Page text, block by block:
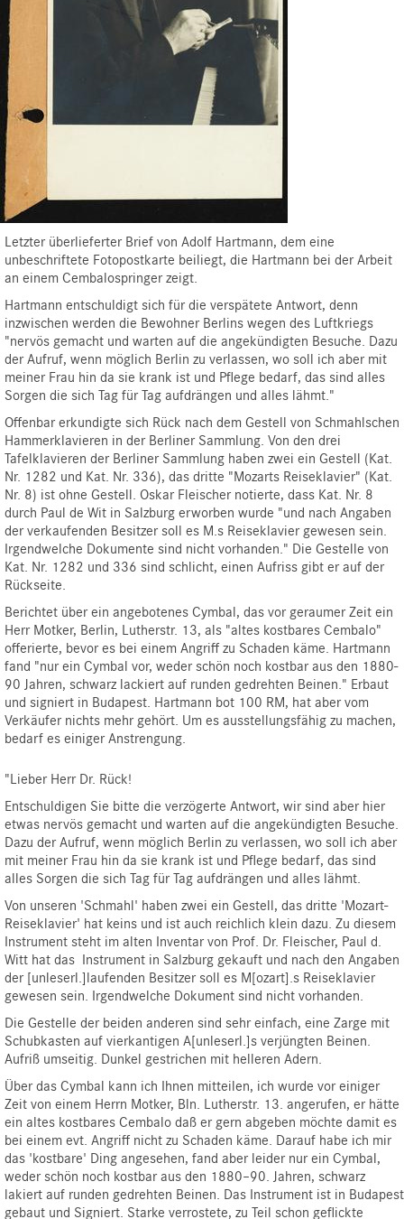
Letzter überlieferter Brief von Adolf Hartmann, dem eine
unbeschriftete Fotopostkarte beiliegt, die Hartmann bei der Arbeit
an einem Cembalospringer zeigt.
Hartmann entschuldigt sich für die verspätete Antwort, denn
inzwischen werden die Bewohner Berlins wegen des Luftkriegs
"nervös gemacht und warten auf die angekündigten Besuche. Dazu
der Aufruf, wenn möglich Berlin zu verlassen, wo soll ich aber mit
meiner Frau hin da sie krank ist und Pflege bedarf, das sind alles
Sorgen die sich Tag für Tag aufdrängen und alles lähmt."
Offenbar erkundigte sich Rück nach dem Gestell von Schmahlschen
Hammerklavieren in der Berliner Sammlung. Von den drei
Tafelklavieren der Berliner Sammlung haben zwei ein Gestell (Kat.
Nr. 1282 und Kat. Nr. 336), das dritte "Mozarts Reiseklavier" (Kat.
Nr. 8) ist ohne Gestell. Oskar Fleischer notierte, dass Kat. Nr. 8
durch Paul de Wit in Salzburg erworben wurde "und nach Angaben
der verkaufenden Besitzer soll es M.s Reiseklavier gewesen sein.
Irgendwelche Dokumente sind nicht vorhanden." Die Gestelle von
Kat. Nr. 1282 und 336 sind schlicht, einen Aufriss gibt er auf der
Rückseite.
Berichtet über ein angebotenes Cymbal, das vor geraumer Zeit ein
Herr Motker, Berlin, Lutherstr. 13, als "altes kostbares Cembalo"
offerierte, bevor es bei einem Angriff zu Schaden käme. Hartmann
fand "nur ein Cymbal vor, weder schön noch kostbar aus den 1880-
90 Jahren, schwarz lackiert auf runden gedrehten Beinen." Erbaut
und signiert in Budapest. Hartmann bot 100 RM, hat aber vom
Verkäufer nichts mehr gehört. Um es ausstellungsfähig zu machen,
bedarf es einiger Anstrengung.
"Lieber Herr Dr. Rück!
Entschuldigen Sie bitte die verzögerte Antwort, wir sind aber hier
etwas nervös gemacht und warten auf die angekündigten Besuche.
Dazu der Aufruf, wenn möglich Berlin zu verlassen, wo soll ich aber
mit meiner Frau hin da sie krank ist und Pflege bedarf, das sind
alles Sorgen die sich Tag für Tag aufdrängen und alles lähmt.
Von unseren 'Schmahl' haben zwei ein Gestell, das dritte 'Mozart-
Reiseklavier' hat keins und ist auch reichlich klein dazu. Zu diesem
Instrument steht im alten Inventar von Prof. Dr. Fleischer, Paul d.
Witt hat das Instrument in Salzburg gekauft und nach den Angaben
der [unleserl.]laufenden Besitzer soll es M[ozart].s Reiseklavier
gewesen sein. Irgendwelche Dokument sind nicht vorhanden.
Die Gestelle der beiden anderen sind sehr einfach, eine Zarge mit
Schubkasten auf vierkantigen A[unleserl.]s verjüngten Beinen.
Aufriß umseitig. Dunkel gestrichen mit helleren Adern.
Über das Cymbal kann ich Ihnen mitteilen, ich wurde vor einiger
Zeit von einem Herrn Motker, Bln. Lutherstr. 13. angerufen, er hätte
ein altes kostbares Cembalo daß er gern abgeben möchte damit es
bei einem evt. Angriff nicht zu Schaden käme. Darauf habe ich mir
das 'kostbare' Ding angesehen, fand aber leider nur ein Cymbal,
weder schön noch kostbar aus den 1880–90. Jahren, schwarz
lakiert auf runden gedrehten Beinen. Das Instrument ist in Budapest
gebaut und Signiert. Starke verrostete, zu Teil schon geflickte